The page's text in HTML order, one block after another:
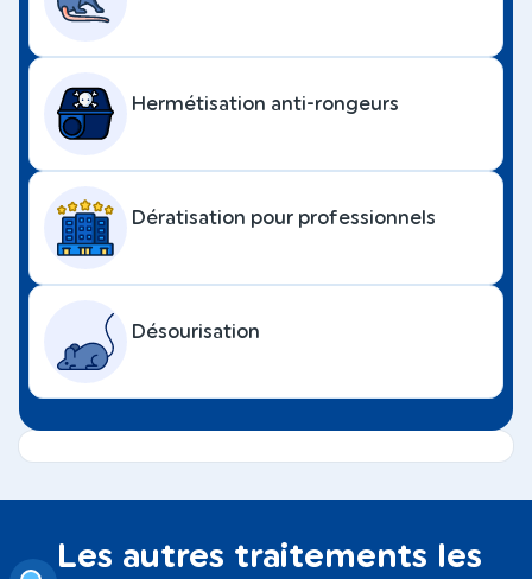
Hermétisation anti-rongeurs
Dératisation pour professionnels
Désourisation
Les autres traitements les